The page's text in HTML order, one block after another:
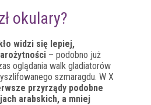
okulary?
widzi się lepiej,
– podobno już
oglądania walk gladiatorów
szmaragdu. W X
przyrządy podobne
arabskich, a mniej